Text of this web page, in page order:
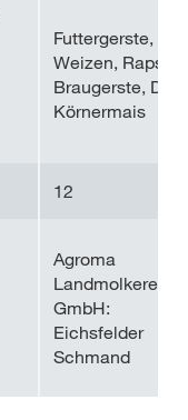
Futtergerste,
Weizen, Raps,
Braugerste,
Körnermais
12
Agroma
Landmolkerei
GmbH:
Eichsfelder
Schmand